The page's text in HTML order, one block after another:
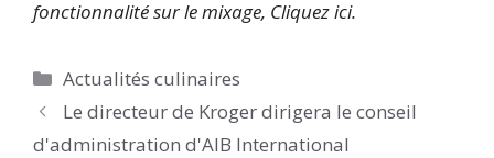
fonctionnalité sur le mixage, Cliquez ici.
Catégories
Actualités culinaires
Le directeur de Kroger dirigera le conseil
d'administration d'AIB International